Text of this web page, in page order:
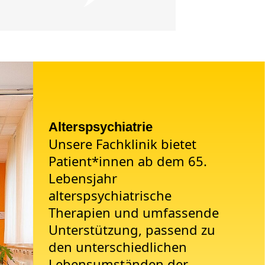
Alterspsychiatrie
Unsere Fachklinik bietet
Patient*innen ab dem 65.
Lebensjahr
alterspsychiatrische
Therapien und umfassende
Unterstützung, passend zu
den unterschiedlichen